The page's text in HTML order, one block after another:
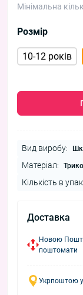
Мінімальна
Розмір
10-12 років
Вид виробу:
Матеріал:
Кількість в
Доставка
Новою
поштомати
Укрпоштою у